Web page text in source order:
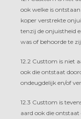
ook welke is
koper verstrekte
tenzij de onjuistheid
was of behoorde te
12.2 Custtom is niet
ook die ontstaat
ondeugdelijk en/of
12.3 Custtom is
aard ook die